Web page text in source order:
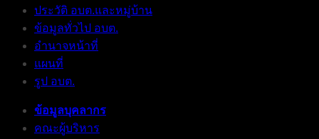
ประวัติ อบต.และหมู่บ้าน
ข้อมูลทั่วไป อบต.
อำนาจหน้าที่
แผนที่
รูป อบต.
ข้อมูลบุคลากร
คณะผู้บริหาร